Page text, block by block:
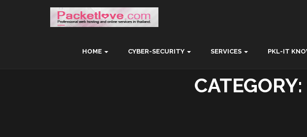
HOME CYBER-SECURITY SERVICES PKL-IT
CATEGORY: